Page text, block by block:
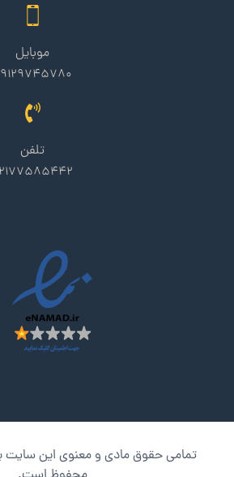
موبایل
تلفن
تمامی حقوق مادی و معنوی این سایت